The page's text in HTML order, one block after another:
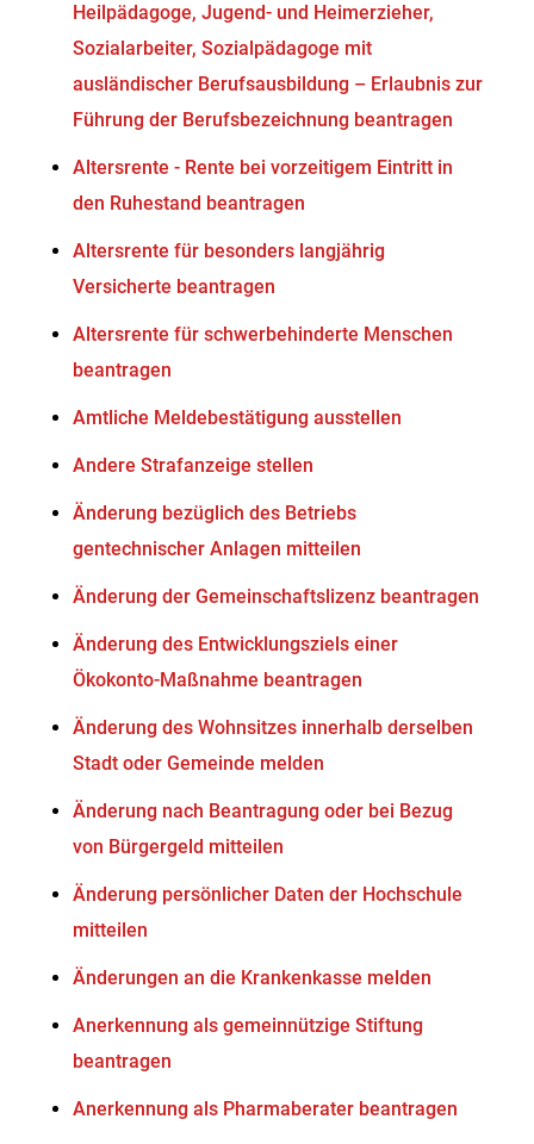
Heilpädagoge, Jugend- und Heimerzieher,
Sozialarbeiter, Sozialpädagoge mit
ausländischer Berufsausbildung – Erlaubnis zur
Führung der Berufsbezeichnung beantragen
Altersrente - Rente bei vorzeitigem Eintritt in
den Ruhestand beantragen
Altersrente für besonders langjährig
Versicherte beantragen
Altersrente für schwerbehinderte Menschen
beantragen
Amtliche Meldebestätigung ausstellen
Andere Strafanzeige stellen
Änderung bezüglich des Betriebs
gentechnischer Anlagen mitteilen
Änderung der Gemeinschaftslizenz beantragen
Änderung des Entwicklungsziels einer
Ökokonto-Maßnahme beantragen
Änderung des Wohnsitzes innerhalb derselben
Stadt oder Gemeinde melden
Änderung nach Beantragung oder bei Bezug
von Bürgergeld mitteilen
Änderung persönlicher Daten der Hochschule
mitteilen
Änderungen an die Krankenkasse melden
Anerkennung als gemeinnützige Stiftung
beantragen
Anerkennung als Pharmaberater beantragen